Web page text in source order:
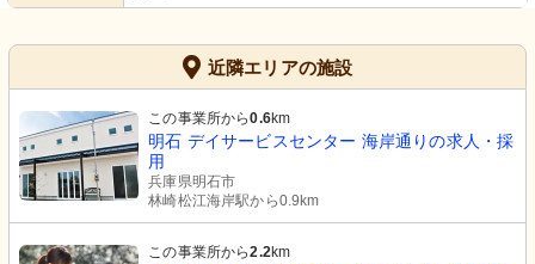
近隣エリアの施設
この事業所から0.6km
明石 デイサービスセンター 海岸通りの求人・採
用
兵庫県明石市
林崎松江海岸駅から0.9km
この事業所から2.2km